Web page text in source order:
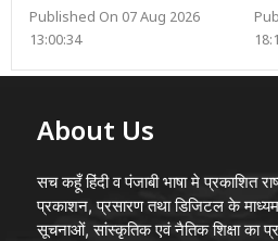
Published On 07 Aug 2026
13:00:34
About Us
सच कहूँ हिंदी व पंजाबी भाषा मे प्रकाशित
प्रकाशन, प्रसारण तथा डिजिटल के माध्यम
सूचनाओं, सांस्कृतिक एवं नैतिक शिक्षा का